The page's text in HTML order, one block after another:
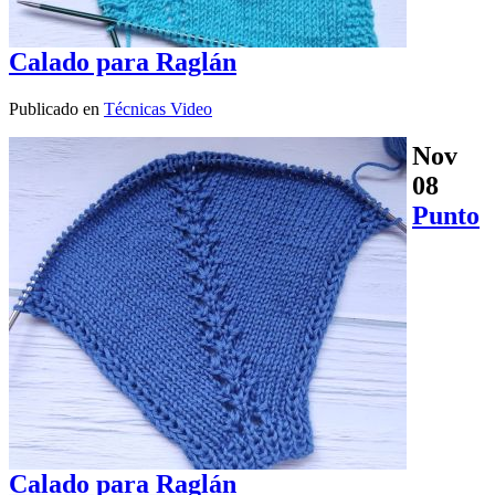
Calado para Raglán
Publicado en Técnicas Video
Nov
08
Punto
Calado para Raglán